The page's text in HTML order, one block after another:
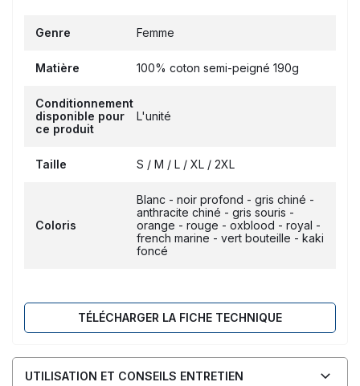
Genre Femme
Matière 100% coton semi-peigné 190g
Conditionnement
disponible pour
ce produit
L'unité
Taille S / M / L / XL / 2XL
Coloris
Blanc - noir profond - gris chiné -
anthracite chiné - gris souris -
orange - rouge - oxblood - royal -
french marine - vert bouteille - kaki
foncé
TÉLÉCHARGER LA FICHE TECHNIQUE
UTILISATION ET CONSEILS ENTRETIEN